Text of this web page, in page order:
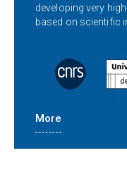
developing very
based on scientific
More